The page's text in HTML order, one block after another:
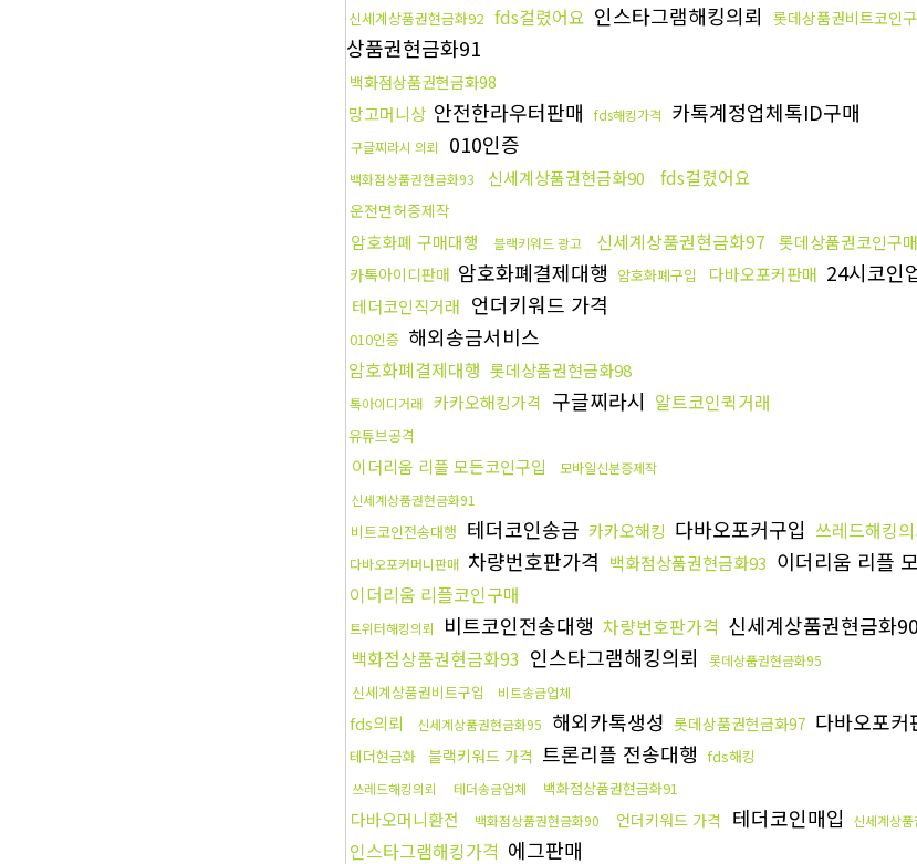
신세계상품권현금화92 fds걸렸어요 인스타그램해킹의뢰 롯데상품권비트코인
상품권현금화91
백화점상품권현금화98
망고머니상 안전한라우터판매 fds해킹가격 카톡계정업체톡ID구매
구글찌라시 의뢰 010인증
백화점상품권현금화93 신세계상품권현금화90 fds걸렸어요
운전면허증제작
암호화폐 구매대행 블랙키워드 광고 신세계상품권현금화97 롯데상품권코인구매
카톡아이디판매 암호화폐결제대행 암호화폐구입 다바오포커판매 24시코인
테더코인직거래 언더키워드 가격
010인증 해외송금서비스
암호화폐결제대행 롯데상품권현금화98
톡아이디거래 카카오해킹가격 구글찌라시 알트코인퀵거래
유튜브공격
이더리움 리플 모든코인구입
모바일신분증제작
신세계상품권현금화91
비트코인전송대행 테더코인송금 카카오해킹 다바오포커구입 쓰레드해킹
다바오포커머니판매 차량번호판가격 백화점상품권현금화93 이더리움 리플
이더리움 리플코인구매
트위터해킹의뢰 비트코인전송대행 차량번호판가격 신세계상품권현금화90
백화점상품권현금화93 인스타그램해킹의뢰 롯데상품권현금화95
신세계상품권비트구입 비트송금업체
fds의뢰 신세계상품권현금화95 해외카톡생성 롯데상품권현금화97 다바오포커
테더현금화 블랙키워드 가격 트론리플 전송대행 fds해킹
쓰레드해킹의뢰 테더송금업체 백화점상품권현금화91
다바오머니환전 백화점상품권현금화90 언더키워드 가격 테더코인매입 신세계상
인스타그램해킹가격 에그판매